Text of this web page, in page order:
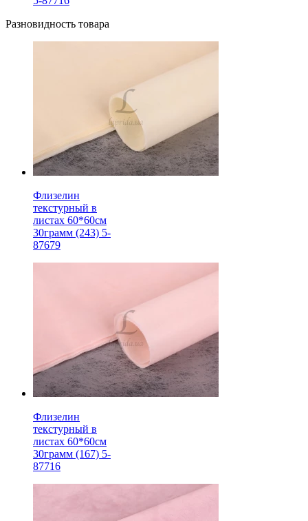
Разновидность товара
Флизелин
текстурный в
листах 60*60см
30грамм (243) 5-
87679
Флизелин
текстурный в
листах 60*60см
30грамм (167) 5-
87716